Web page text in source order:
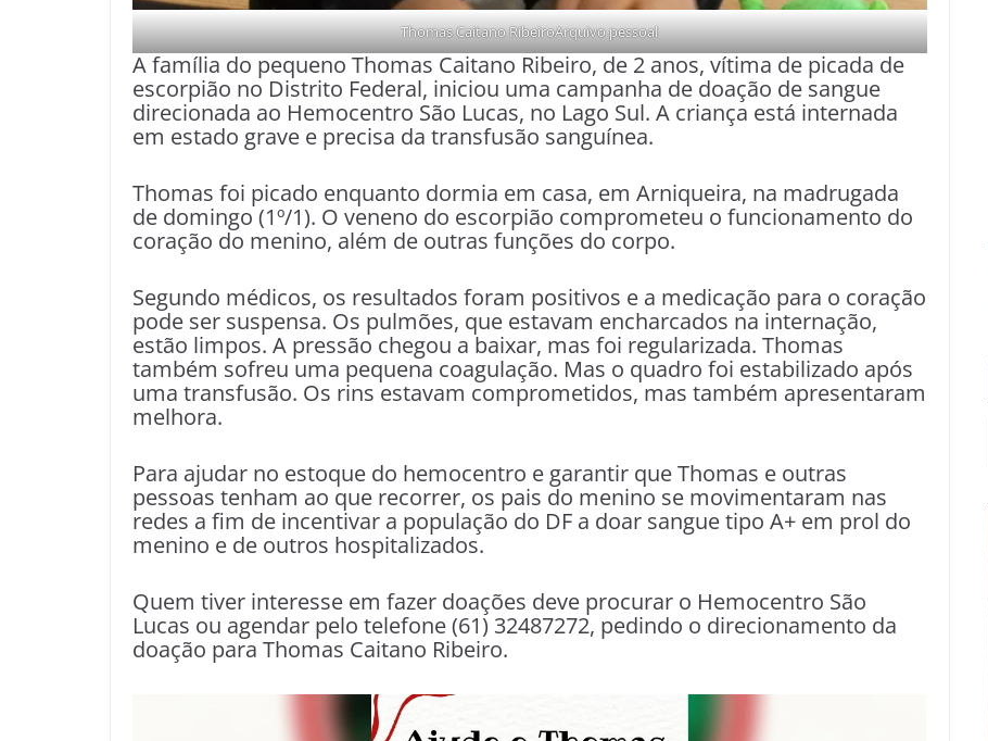
Thomas Caitano RibeiroArquivo pessoal
A família do pequeno Thomas Caitano Ribeiro, de 2 anos, vítima de picada de
escorpião no Distrito Federal, iniciou uma campanha de doação de sangue
direcionada ao Hemocentro São Lucas, no Lago Sul. A criança está internada
em estado grave e precisa da transfusão sanguínea.
Thomas foi picado enquanto dormia em casa, em Arniqueira, na madrugada
de domingo (1º/1). O veneno do escorpião comprometeu o funcionamento do
coração do menino, além de outras funções do corpo.
Segundo médicos, os resultados foram positivos e a medicação para o coração
pode ser suspensa. Os pulmões, que estavam encharcados na internação,
estão limpos. A pressão chegou a baixar, mas foi regularizada. Thomas
também sofreu uma pequena coagulação. Mas o quadro foi estabilizado após
uma transfusão. Os rins estavam comprometidos, mas também apresentaram
melhora.
Para ajudar no estoque do hemocentro e garantir que Thomas e outras
pessoas tenham ao que recorrer, os pais do menino se movimentaram nas
redes a fim de incentivar a população do DF a doar sangue tipo A+ em prol do
menino e de outros hospitalizados.
Quem tiver interesse em fazer doações deve procurar o Hemocentro São
Lucas ou agendar pelo telefone (61) 32487272, pedindo o direcionamento da
doação para Thomas Caitano Ribeiro.